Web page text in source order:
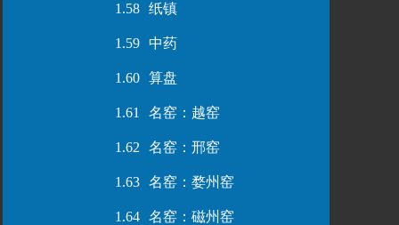
1.58 纸镇
1.59 中药
1.60 算盘
1.61 名窑：越窑
1.62 名窑：邢窑
1.63 名窑：婺州窑
1.64 名窑：磁州窑